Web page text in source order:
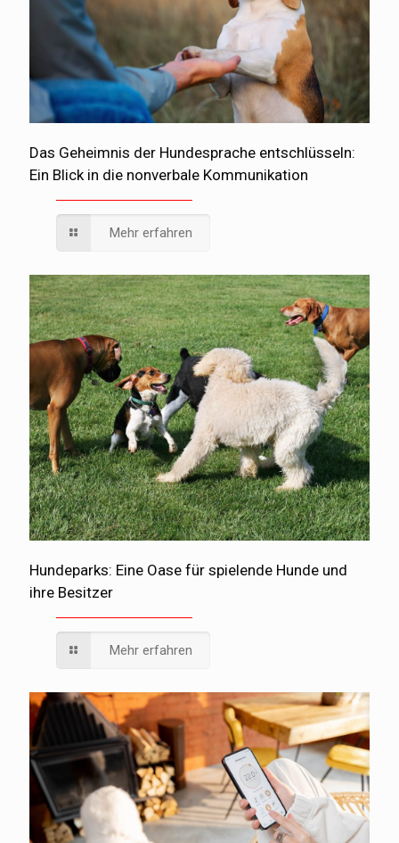
Das Geheimnis der Hundesprache entschlüsseln:
Ein Blick in die nonverbale Kommunikation
Mehr erfahren
Hundeparks: Eine Oase für spielende Hunde und
ihre Besitzer
Mehr erfahren